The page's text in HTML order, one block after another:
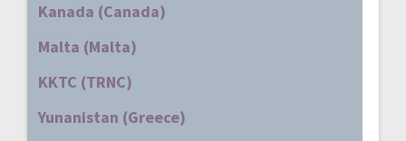
Kanada (Canada)
Malta (Malta)
KKTC (TRNC)
Yunanistan (Greece)